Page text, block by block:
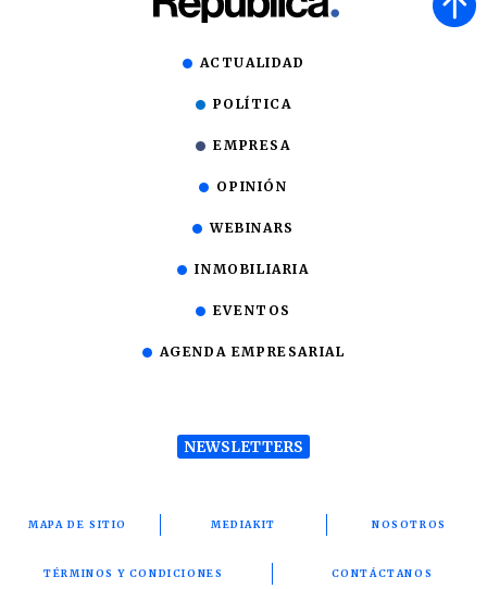
ACTUALIDAD
POLÍTICA
EMPRESA
OPINIÓN
WEBINARS
INMOBILIARIA
EVENTOS
AGENDA EMPRESARIAL
NEWSLETTERS
MAPA DE SITIO MEDIAKIT NOSOTROS
TÉRMINOS Y CONDICIONES CONTÁCTANOS